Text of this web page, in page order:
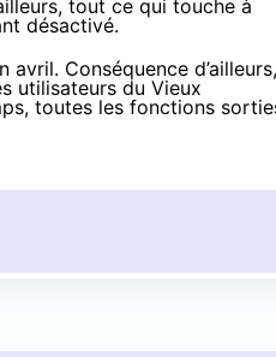
tout ce qui touche à
désactivé.
Conséquence d’ailleurs,
utilisateurs du Vieux
toutes les fonctions